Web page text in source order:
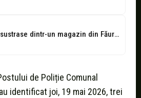
Produse alimentare sustrase dintr-un magazin din Făurești, trei persoane identificate
de Poliție Comunal
identificat joi, 19 mai 2026, trei